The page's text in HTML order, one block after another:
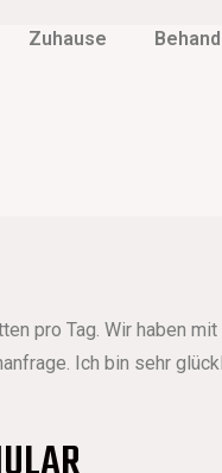
Zuhause
pro Tag. Wir haben
Ich bin sehr